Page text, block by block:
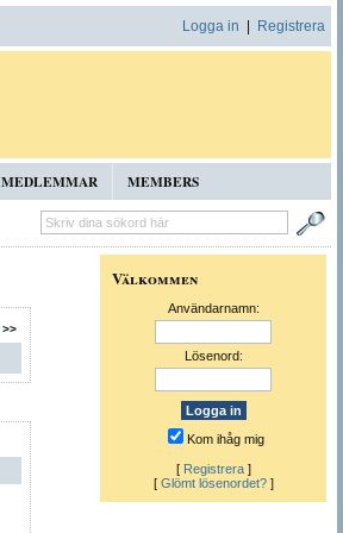
Logga in Registrera
MEDLEMMAR MEMBERS
>>
Välkommen
Användarnamn:
Lösenord:
Kom ihåg mig
[ Registrera]
[ Glömt lösenordet?]